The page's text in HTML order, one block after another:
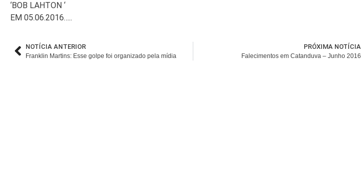
‘BOB LAHTON ‘
EM 05.06.2016…..
NOTÍCIA ANTERIOR
Franklin Martins: Esse golpe foi organizado pela mídia
PRÓXIMA NOTÍCIA
Falecimentos em Catanduva – Junho 2016